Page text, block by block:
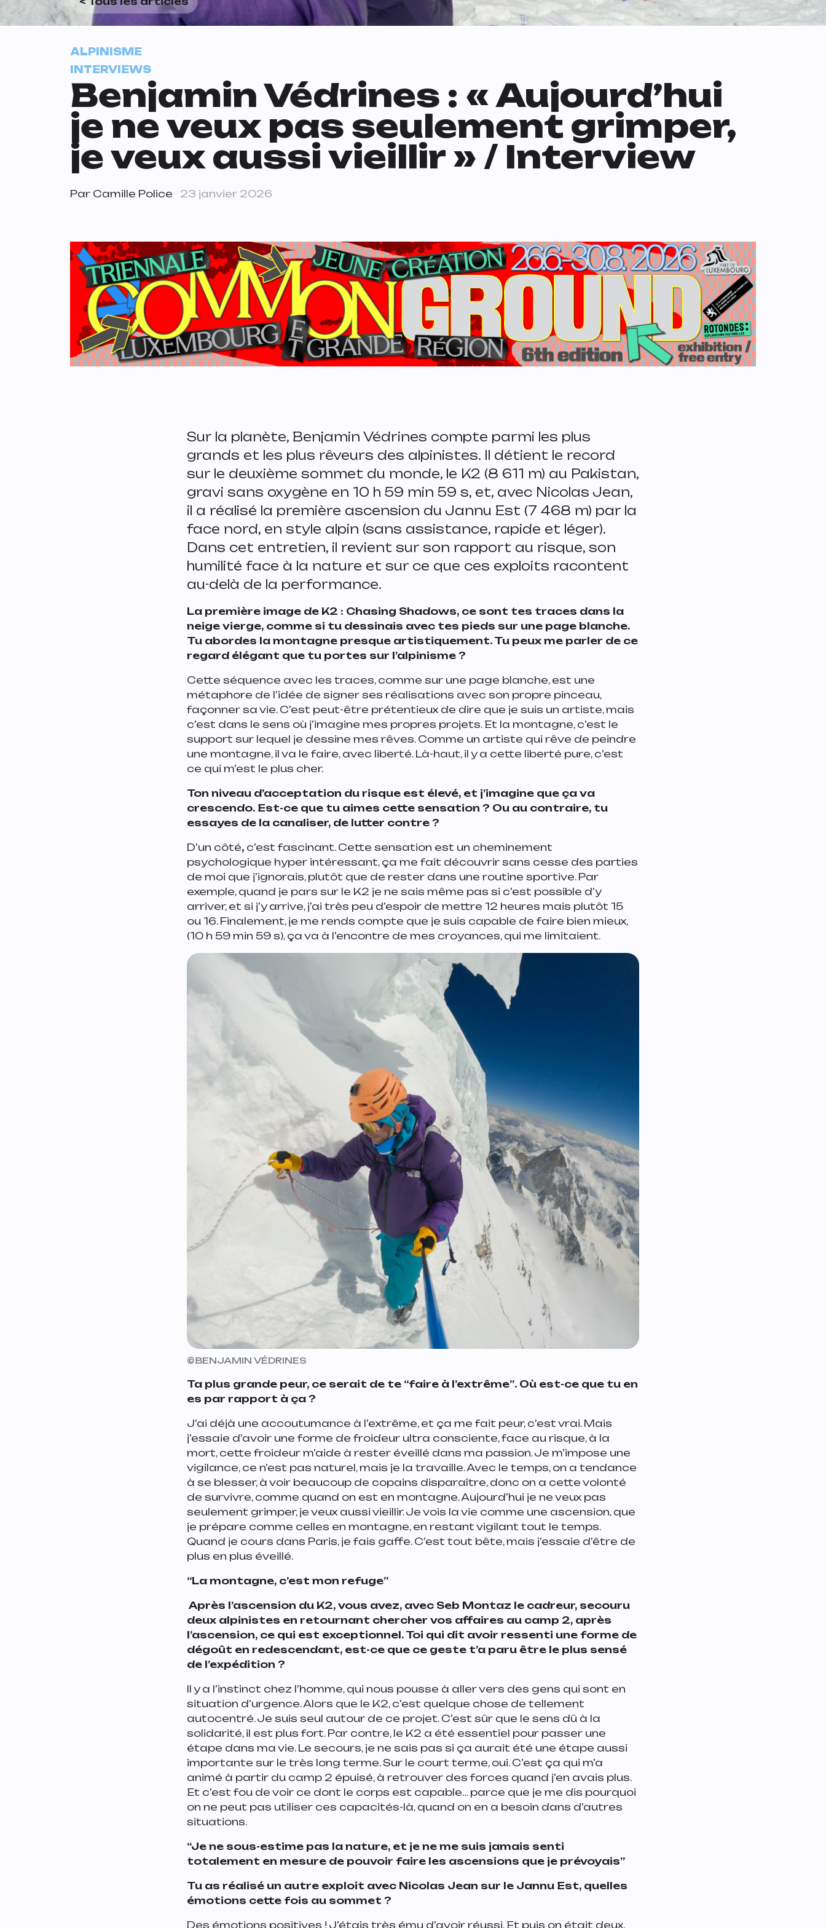
ALPINISME
INTERVIEWS
Benjamin Védrines : « Aujourd’hui
je ne veux pas seulement grimper,
je veux aussi vieillir » / Interview
Par Camille Police 23 janvier 2026
Sur la planète, Benjamin Védrines compte parmi les plus
grands et les plus rêveurs des alpinistes. Il détient le record
sur le deuxième sommet du monde, le K2 (8 611 m) au Pakistan,
gravi sans oxygène en 10 h 59 min 59 s, et, avec Nicolas Jean,
il a réalisé la première ascension du Jannu Est (7 468 m) par la
face nord, en style alpin (sans assistance, rapide et léger).
Dans cet entretien, il revient sur son rapport au risque, son
humilité face à la nature et sur ce que ces exploits racontent
au-delà de la performance.
La première image de K2 : Chasing Shadows, ce sont tes traces dans la
neige vierge, comme si tu dessinais avec tes pieds sur une page blanche.
Tu abordes la montagne presque artistiquement. Tu peux me parler de ce
regard élégant que tu portes sur l’alpinisme ?
Cette séquence avec les traces, comme sur une page blanche, est une
métaphore de l’idée de signer ses réalisations avec son propre pinceau,
façonner sa vie. C’est peut-être prétentieux de dire que je suis un artiste, mais
c’est dans le sens où j’imagine mes propres projets. Et la montagne, c’est le
support sur lequel je dessine mes rêves. Comme un artiste qui rêve de peindre
une montagne, il va le faire, avec liberté. Là-haut, il y a cette liberté pure, c’est
ce qui m’est le plus cher.
Ton niveau d’acceptation du risque est élevé, et j’imagine que ça va
crescendo. Est-ce que tu aimes cette sensation ? Ou au contraire, tu
essayes de la canaliser, de lutter contre ?
D’un côté, c’est fascinant. Cette sensation est un cheminement
psychologique hyper intéressant, ça me fait découvrir sans cesse des parties
de moi que j’ignorais, plutôt que de rester dans une routine sportive. Par
exemple, quand je pars sur le K2 je ne sais même pas si c’est possible d’y
arriver, et si j’y arrive, j’ai très peu d’espoir de mettre 12 heures mais plutôt 15
ou 16. Finalement, je me rends compte que je suis capable de faire bien mieux,
(10 h 59 min 59 s), ça va à l’encontre de mes croyances, qui me limitaient.
©BENJAMIN VÉDRINES
Ta plus grande peur, ce serait de te “faire à l’extrême”. Où est-ce que tu en
es par rapport à ça ?
J’ai déjà une accoutumance à l’extrême, et ça me fait peur, c’est vrai. Mais
j’essaie d’avoir une forme de froideur ultra consciente, face au risque, à la
mort, cette froideur m’aide à rester éveillé dans ma passion. Je m’impose une
vigilance, ce n’est pas naturel, mais je la travaille. Avec le temps, on a tendance
à se blesser, à voir beaucoup de copains disparaître, donc on a cette volonté
de survivre, comme quand on est en montagne. Aujourd’hui je ne veux pas
seulement grimper, je veux aussi vieillir. Je vois la vie comme une ascension, que
je prépare comme celles en montagne, en restant vigilant tout le temps.
Quand je cours dans Paris, je fais gaffe. C’est tout bête, mais j’essaie d’être de
plus en plus éveillé.
“La montagne, c’est mon refuge”
Après l’ascension du K2, vous avez, avec Seb Montaz le cadreur, secouru
deux alpinistes en retournant chercher vos affaires au camp 2, après
l’ascension, ce qui est exceptionnel. Toi qui dit avoir ressenti une forme de
dégoût en redescendant, est-ce que ce geste t’a paru être le plus sensé
de l’expédition ?
Il y a l’instinct chez l’homme, qui nous pousse à aller vers des gens qui sont en
situation d’urgence. Alors que le K2, c’est quelque chose de tellement
autocentré. Je suis seul autour de ce projet. C’est sûr que le sens dû à la
solidarité, il est plus fort. Par contre, le K2 a été essentiel pour passer une
étape dans ma vie. Le secours, je ne sais pas si ça aurait été une étape aussi
importante sur le très long terme. Sur le court terme, oui. C’est ça qui m’a
animé à partir du camp 2 épuisé, à retrouver des forces quand j’en avais plus.
Et c’est fou de voir ce dont le corps est capable… parce que je me dis pourquoi
on ne peut pas utiliser ces capacités-là, quand on en a besoin dans d’autres
situations.
“Je ne sous-estime pas la nature, et je ne me suis jamais senti
totalement en mesure de pouvoir faire les ascensions que je prévoyais”
Tu as réalisé un autre exploit avec Nicolas Jean sur le Jannu Est, quelles
émotions cette fois au sommet ?
Des émotions positives ! J’étais très ému d’avoir réussi. Et puis on était deux.